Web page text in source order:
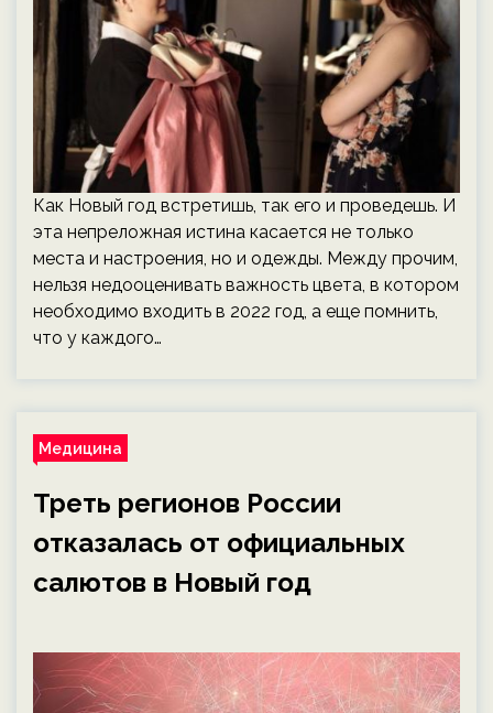
Как Новый год встретишь, так его и проведешь. И
эта непреложная истина касается не только
места и настроения, но и одежды. Между прочим,
нельзя недооценивать важность цвета, в котором
необходимо входить в 2022 год, а еще помнить,
что у каждого…
Медицина
Треть регионов России
отказалась от официальных
салютов в Новый год